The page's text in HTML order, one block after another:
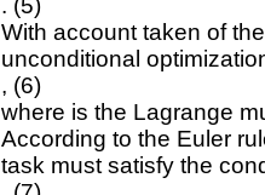
. (5)
With account taken of
unconditional
, (6)
where is the Lagrange
According to the Euler
task must satisfy the